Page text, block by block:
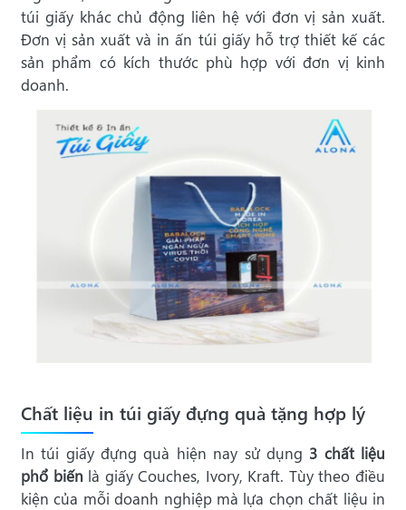
túi giấy khác chủ động liên hệ với đơn vị sản xuất.
Đơn vị sản xuất và in ấn túi giấy hỗ trợ thiết kế các
sản phẩm có kích thước phù hợp với đơn vị kinh
doanh.
Chất liệu in túi giấy đựng quà tặng hợp lý
In túi giấy đựng quà hiện nay sử dụng 3 chất liệu
phổ biếnlà giấy Couches, Ivory, Kraft. Tùy theo điều
kiện của mỗi doanh nghiệp mà lựa chọn chất liệu in